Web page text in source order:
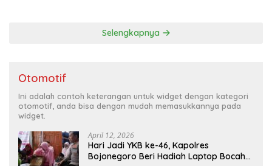
Selengkapnya
Otomotif
Ini adalah contoh keterangan untuk widget dengan kategori
otomotif, anda bisa dengan mudah memasukkannya pada
widget.
April 12, 2026
Hari Jadi YKB ke-46, Kapolres
Bojonegoro Beri Hadiah Laptop Bocah